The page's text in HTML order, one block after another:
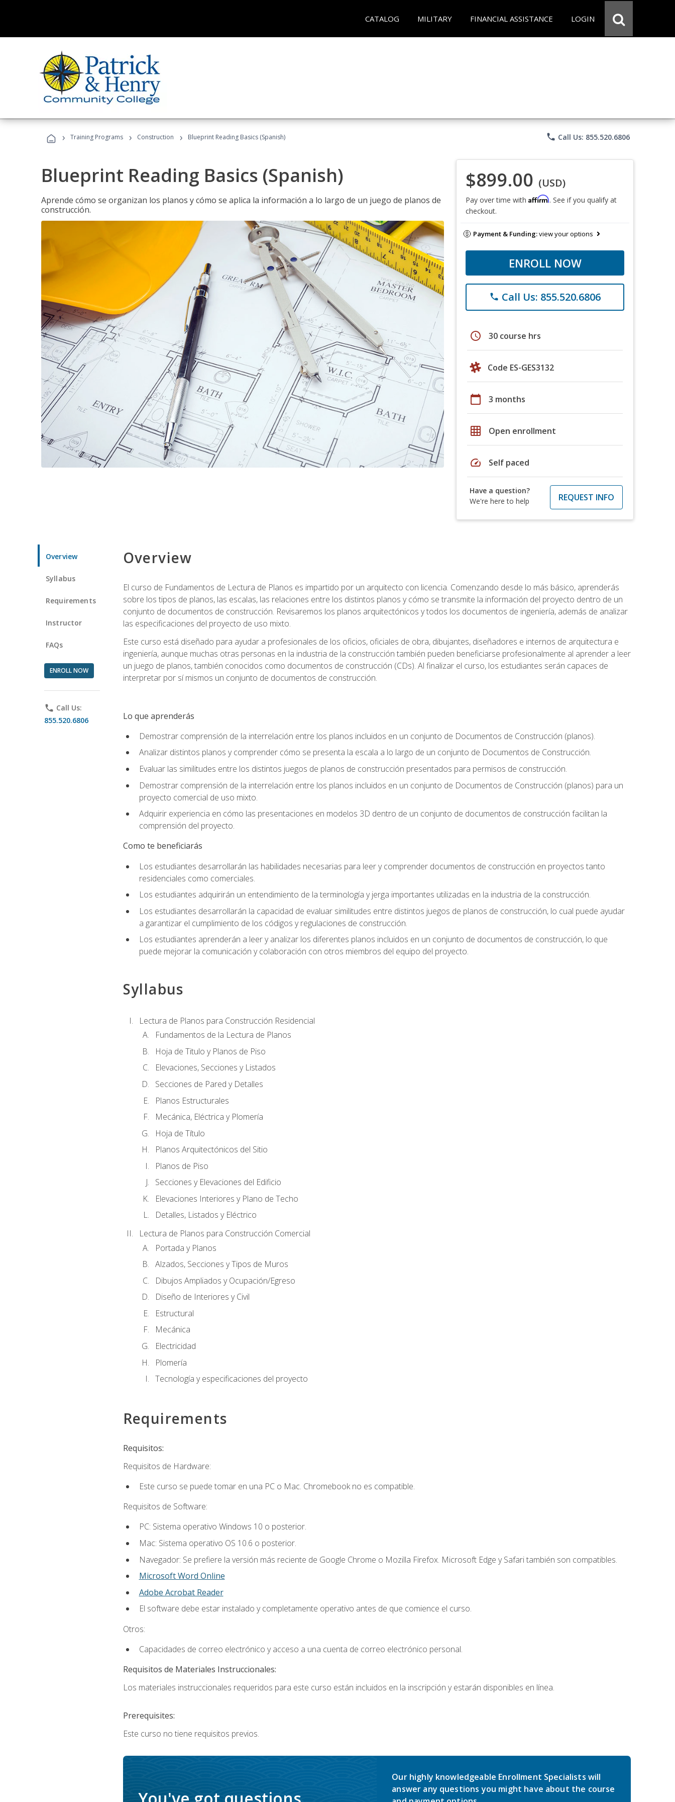
CATALOG MILITARY FINANCIAL ASSISTANCE LOGIN
› Training Programs › Construction › Blueprint Reading Basics (Spanish) phone Call Us: 855.520.6806
Blueprint Reading Basics (Spanish)
Aprende cómo se organizan los planos y cómo se aplica la información a lo largo de un juego de planos de
construcción.
$899.00 (USD)
Pay over time with Affirm. See if you qualify at
checkout.
Payment & Funding:view your options
ENROLL NOW
phone Call Us: 855.520.6806
schedule 30 course hrs
Code ES-GES3132
calendar_today 3 months
grid_on Open enrollment
speed Self paced
Have a question?
We're here to help
REQUEST INFO
Overview
Syllabus
Requirements
Instructor
FAQs
ENROLL NOW
phone Call Us:
855.520.6806
Overview
El curso de Fundamentos de Lectura de Planos es impartido por un arquitecto con licencia. Comenzando desde lo más básico, aprenderás
sobre los tipos de planos, las escalas, las relaciones entre los distintos planos y cómo se transmite la información del proyecto dentro de un
conjunto de documentos de construcción. Revisaremos los planos arquitectónicos y todos los documentos de ingeniería, además de analizar
las especificaciones del proyecto de uso mixto.
Este curso está diseñado para ayudar a profesionales de los oficios, oficiales de obra, dibujantes, diseñadores e internos de arquitectura e
ingeniería, aunque muchas otras personas en la industria de la construcción también pueden beneficiarse profesionalmente al aprender a leer
un juego de planos, también conocidos como documentos de construcción (CDs). Al finalizar el curso, los estudiantes serán capaces de
interpretar por sí mismos un conjunto de documentos de construcción.
Lo que aprenderás
Demostrar comprensión de la interrelación entre los planos incluidos en un conjunto de Documentos de Construcción (planos).
Analizar distintos planos y comprender cómo se presenta la escala a lo largo de un conjunto de Documentos de Construcción.
Evaluar las similitudes entre los distintos juegos de planos de construcción presentados para permisos de construcción.
Demostrar comprensión de la interrelación entre los planos incluidos en un conjunto de Documentos de Construcción (planos) para un
proyecto comercial de uso mixto.
Adquirir experiencia en cómo las presentaciones en modelos 3D dentro de un conjunto de documentos de construcción facilitan la
comprensión del proyecto.
Como te beneficiarás
Los estudiantes desarrollarán las habilidades necesarias para leer y comprender documentos de construcción en proyectos tanto
residenciales como comerciales.
Los estudiantes adquirirán un entendimiento de la terminología y jerga importantes utilizadas en la industria de la construcción.
Los estudiantes desarrollarán la capacidad de evaluar similitudes entre distintos juegos de planos de construcción, lo cual puede ayudar
a garantizar el cumplimiento de los códigos y regulaciones de construcción.
Los estudiantes aprenderán a leer y analizar los diferentes planos incluidos en un conjunto de documentos de construcción, lo que
puede mejorar la comunicación y colaboración con otros miembros del equipo del proyecto.
Syllabus
Lectura de Planos para Construcción Residencial
Fundamentos de la Lectura de Planos
Hoja de Titulo y Planos de Piso
Elevaciones, Secciones y Listados
Secciones de Pared y Detalles
Planos Estructurales
Mecánica, Eléctrica y Plomería
Hoja de Título
Planos Arquitectónicos del Sitio
Planos de Piso
Secciones y Elevaciones del Edificio
Elevaciones Interiores y Plano de Techo
Detalles, Listados y Eléctrico
Lectura de Planos para Construcción Comercial
Portada y Planos
Alzados, Secciones y Tipos de Muros
Dibujos Ampliados y Ocupación/Egreso
Diseño de Interiores y Civil
Estructural
Mecánica
Electricidad
Plomería
Tecnología y especificaciones del proyecto
Requirements
Requisitos:
Requisitos de Hardware:
Este curso se puede tomar en una PC o Mac. Chromebook no es compatible.
Requisitos de Software:
PC: Sistema operativo Windows 10 o posterior.
Mac: Sistema operativo OS 10.6 o posterior.
Navegador: Se prefiere la versión más reciente de Google Chrome o Mozilla Firefox. Microsoft Edge y Safari también son compatibles.
Microsoft Word Online
Adobe Acrobat Reader
El software debe estar instalado y completamente operativo antes de que comience el curso.
Otros:
Capacidades de correo electrónico y acceso a una cuenta de correo electrónico personal.
Requisitos de Materiales Instruccionales:
Los materiales instruccionales requeridos para este curso están incluidos en la inscripción y estarán disponibles en línea.
Prerequisites:
Este curso no tiene requisitos previos.
Our highly knowledgeable Enrollment Specialists will
answer any questions you might have about the course